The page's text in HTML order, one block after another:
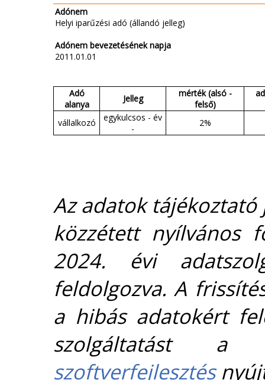
Adónem
Helyi iparűzési adó (állandó jelleg)
Adónem bevezetésének napja
2011.01.01
Adó
alanya
Jelleg
mérték (alsó -
felső)
vállalkozó
egykulcsos - év
-
2%
Az adatok
közzétett nyílvános
2024. évi
feldolgozva. A
a hibás adatokért
szolgáltatást
szoftverfejlesztés